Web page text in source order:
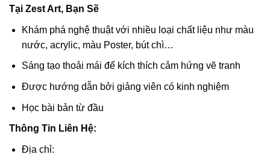
Tại Zest Art, Bạn Sẽ
Khám phá nghệ thuật với nhiều loại chất liệu như màu
nước, acrylic, màu Poster, bút chì…
Sáng tạo thoải mái để kích thích cảm hứng vẽ tranh
Được hướng dẫn bởi giảng viên có kinh nghiệm
Học bài bản từ đầu
Thông Tin Liên Hệ:
Địa chỉ: